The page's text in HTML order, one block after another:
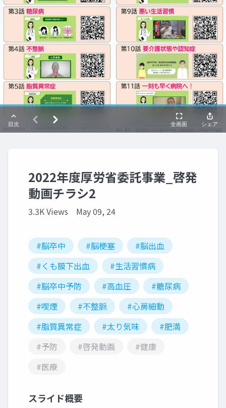
2022年度厚労省委託事業_啓発
動画チラシ2
3.3K Views May 09, 24
#脳卒中 #脳梗塞
#脳出血
#くも膜下出血
#生活習慣病
#脳卒中予防
#高血圧
#糖尿病
#喫煙
#不整脈
#心房細動
#脂質異常症
#太り気味
#肥満
#予防
#啓発動画
#健康
#医療
スライド概要